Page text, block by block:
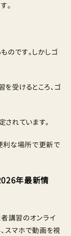
。
のです。しかしゴ
受けるところ、ゴ
されています。
利な場所で更新で
年最新情
講習のオンライ
スマホで動画を視